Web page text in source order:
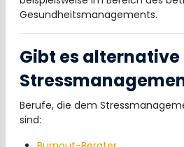
Gesundheitsmanagements.
Gibt es alternative
Berufe, die dem
sind: